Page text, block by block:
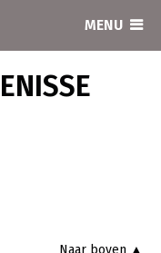
MENU
Naar boven ▲